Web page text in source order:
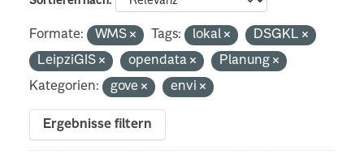
Formate: WMS Tags: lokal
DSGKL
LeipziGIS
opendata
Planung
Kategorien:
gove envi
Ergebnisse filtern